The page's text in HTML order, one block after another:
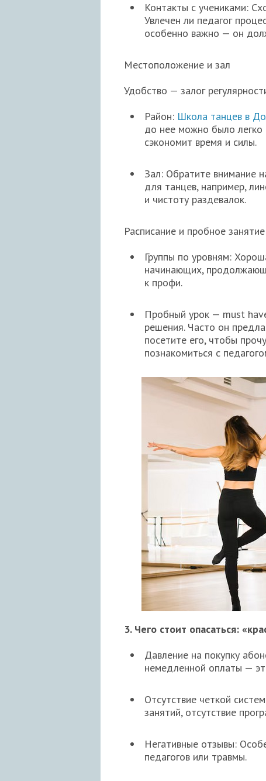
Контакты с учениками:
Увлечен ли педагог
особенно важно — он
Местоположение и зал
Удобство — залог
Район: Школа танцев в
до нее можно было легко
сэкономит время и силы.
Зал: Обратите внимание
для танцев, например,
и чистоту раздевалок.
Расписание и пробное занятие
Группы по уровням:
начинающих,
к профи.
Пробный урок — must
решения. Часто он
посетите его, чтобы
познакомиться с
3. Чего стоит опасаться:
Давление на покупку
немедленной оплаты —
Отсутствие четкой
занятий, отсутствие
Негативные отзывы:
педагогов или травмы.